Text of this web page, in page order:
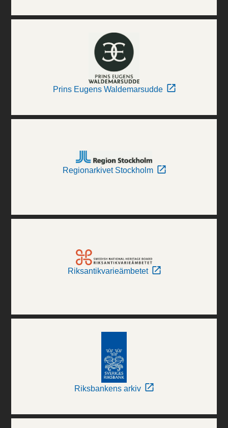
Prins Eugens Waldemarsudde
Regionarkivet Stockholm
Riksantikvarieämbetet
Riksbankens arkiv